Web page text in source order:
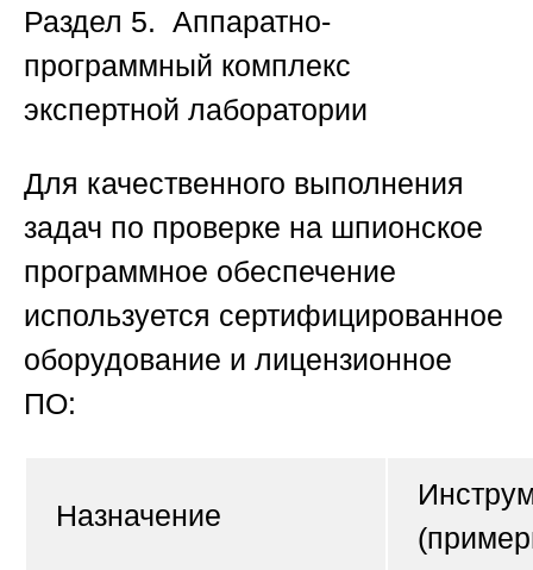
Раздел 5. Аппаратно-
программный комплекс
экспертной лаборатории
Для качественного выполнения
задач по проверке на шпионское
программное обеспечение
используется сертифицированное
оборудование и лицензионное
ПО:
Назначение